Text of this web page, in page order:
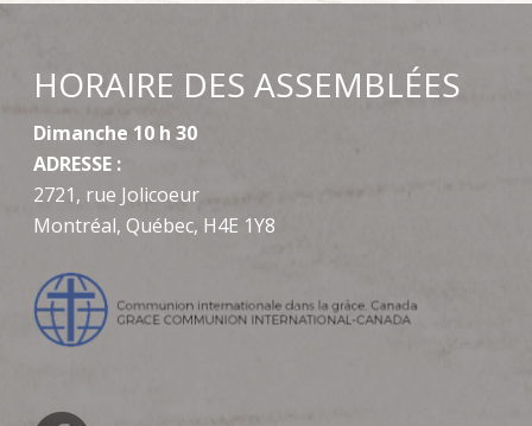
HORAIRE DES ASSEMBLÉES
Dimanche 10 h 30
ADRESSE :
2721, rue Jolicoeur
Montréal, Québec, H4E 1Y8